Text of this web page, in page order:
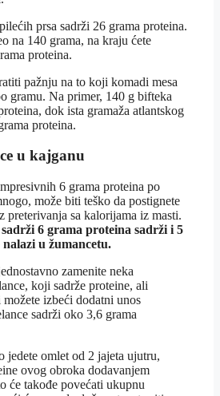
prsa sadrži 26 grama proteina.
na 140 grama, na kraju ćete
proteina.
pažnju na to koji komadi mesa
gramu. Na primer, 140 g bifteka
dok ista gramaža atlantskog
proteina.
u kajganu
6 grama proteina po
može biti teško da postignete
preterivanja sa kalorijama iz masti.
6 grama proteina sadrži i 5
u žumancetu.
zamenite neka
koji sadrže proteine, ali
možete izbeći dodatni unos
sadrži oko 3,6 grama
jedete omlet od 2 jajeta ujutru,
ovog obroka dodavanjem
će takođe povećati ukupnu